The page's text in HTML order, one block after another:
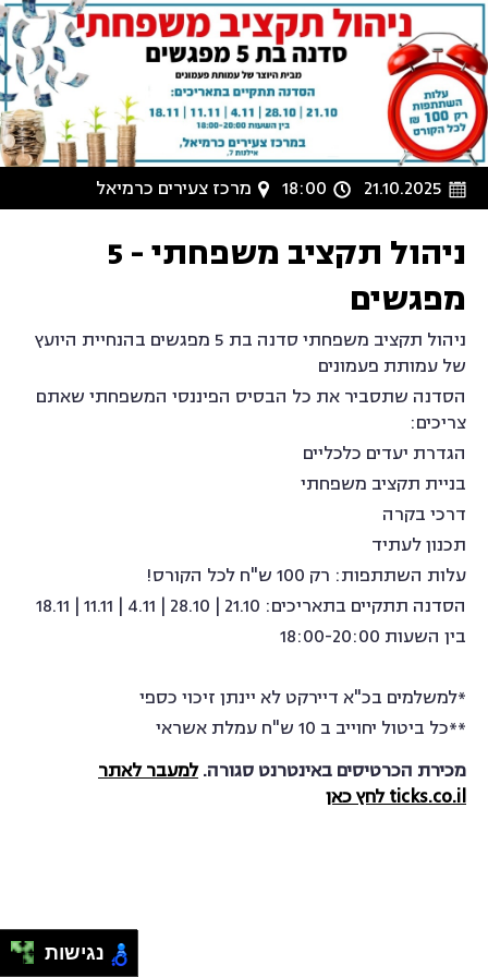
21.10.2025
18:00 מרכז צעירים כרמיאל
ניהול תקציב משפחתי - 5
מפגשים
ניהול תקציב משפחתי סדנה בת 5 מפגשים בהנחיית היועץ
של עמותת פעמונים
הסדנה שתסביר את כל הבסיס הפיננסי המשפחתי שאתם
צריכים:
הגדרת יעדים כלכליים
בניית תקציב משפחתי
דרכי בקרה
תכנון לעתיד
עלות השתתפות: רק 100 ש"ח לכל הקורס!
הסדנה תתקיים בתאריכים: 21.10 | 28.10 | 4.11 | 11.11 | 18.11
בין השעות 18:00-20:00
*למשלמים בכ"א דיירקט לא יינתן זיכוי כספי
**כל ביטול יחוייב ב 10 ש"ח עמלת אשראי
מכירת הכרטיסים באינטרנט סגורה.למעבר לאתר
ticks.co.il לחץ כאן
נגישות